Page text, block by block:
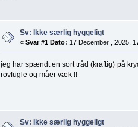
Sv: Ikke særlig hyggeligt
« Svar #1 Dato: 17 December , 2025,
jeg har spændt en sort tråd (kraftig) på
rovfugle og måer væk !!
Sv: Ikke særlig hyggeligt